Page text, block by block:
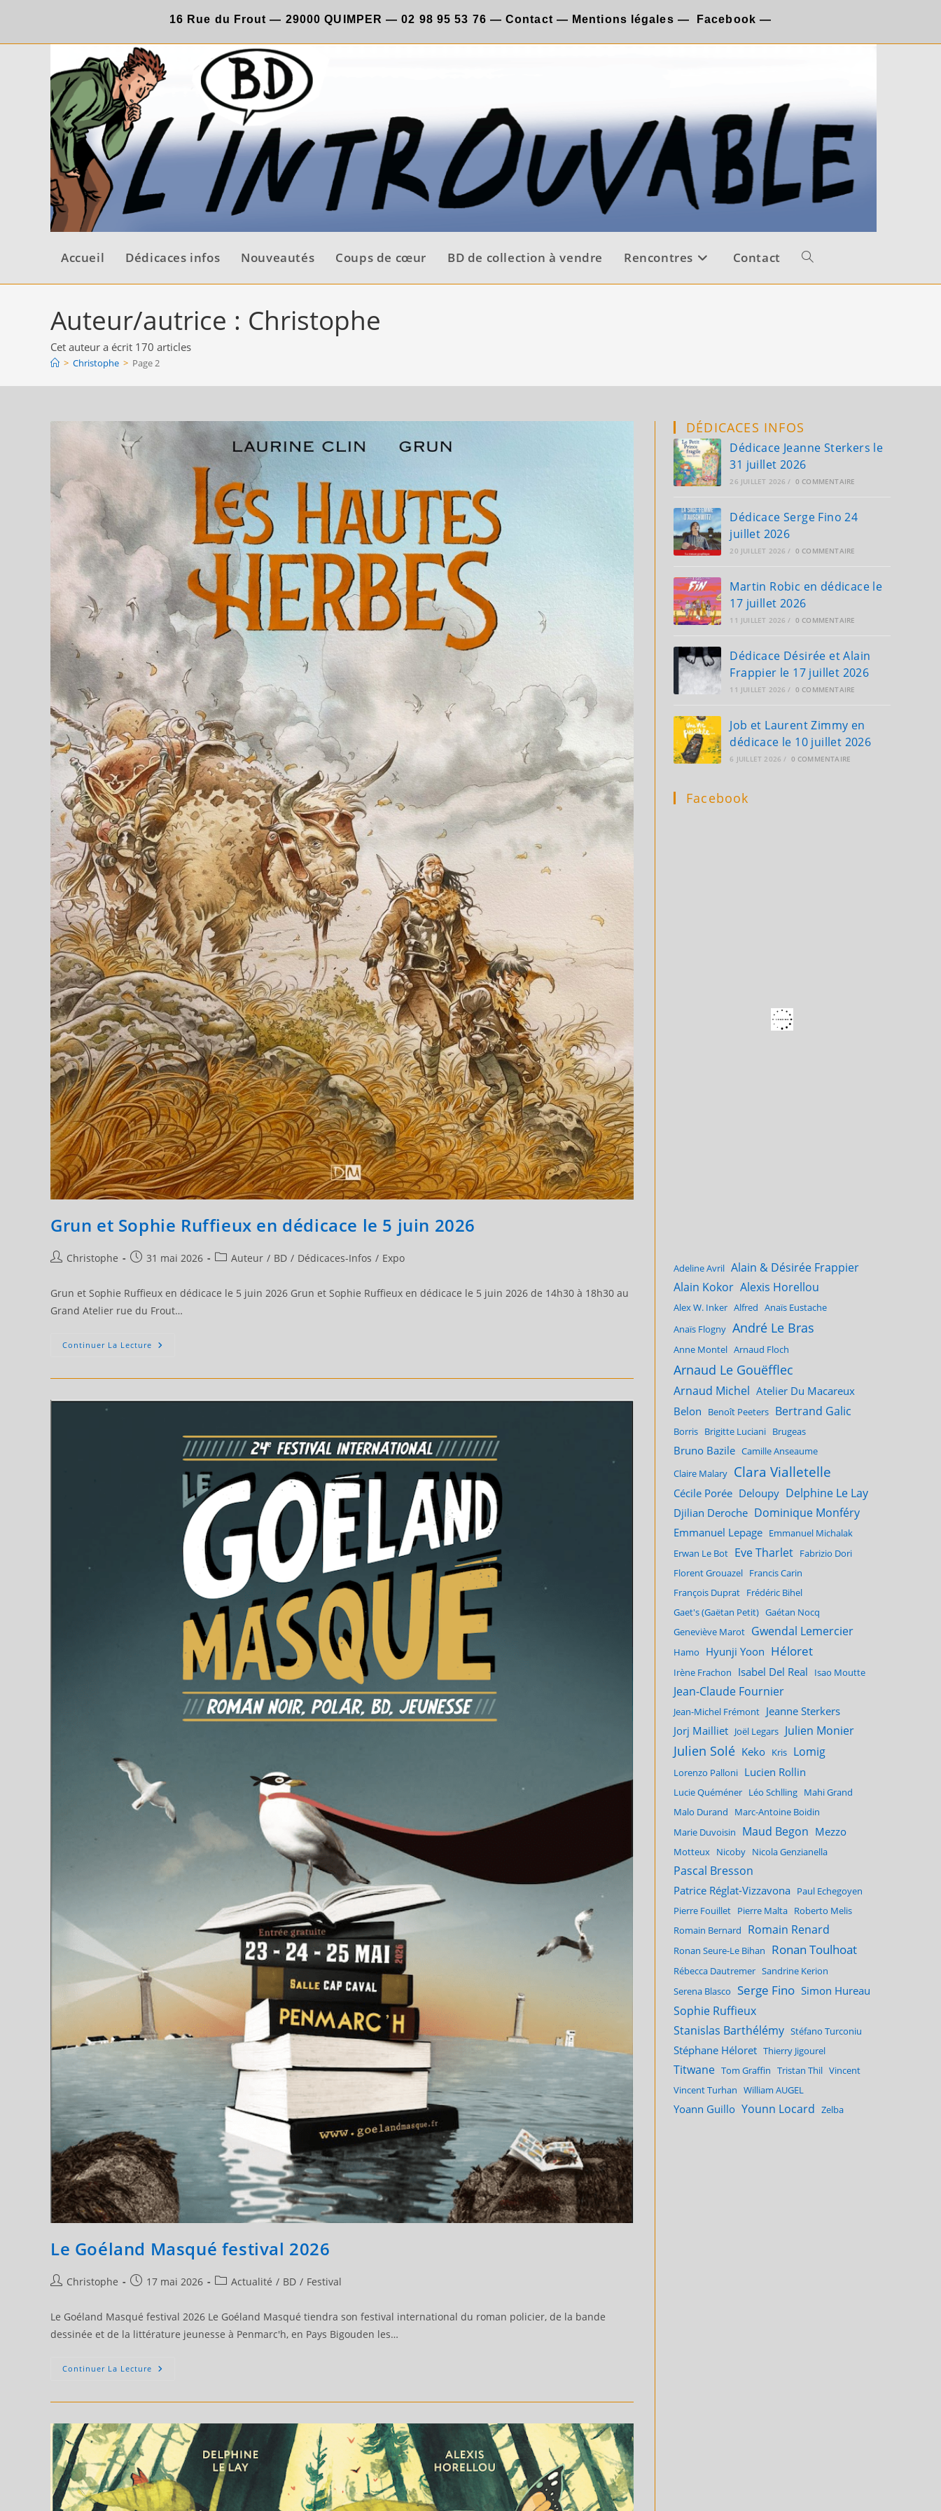
content
16 Rue du Frout — 29000 QUIMPER —02 98 95 53 76 — Contact — Mentions légales — Facebook —
Accueil Dédicaces infos Nouveautés Coups de cœur BD de collection à vendre Rencontres Contact Toggle
Auteur/autrice : Christophe
Cet auteur a écrit 170 articles
> Christophe > Page 2
Grun et Sophie Ruffieux en dédicace le 5 juin 2026
Auteur/autrice
publication :
Christophe
Publication
31 mai 2026
PostAuteur / BD / Dédicaces-Infos / Expo
Grun et Sophie Ruffieux en dédicace le 5 juin 2026 Grun et Sophie Ruffieux en dédicace le 5 juin 2026 de 14h30 à 18h30 au
Grand Atelier rue du Frout…
Continuer La Lecture Grun
Le
Le Goéland Masqué festival 2026
Auteur/autrice
la
Christophe
Publication
17 mai 2026
PostActualité / BD / Festival
Le Goéland Masqué festival 2026 Le Goéland Masqué tiendra son festival international du roman policier, de la bande
dessinée et de la littérature jeunesse à Penmarc'h, en Pays Bigouden les…
Continuer La Lecture Le
DÉDICACES INFOS
Dédicace Jeanne Sterkers le
31 juillet 2026
26 JUILLET 2026 / 0 COMMENTAIRE
Dédicace Serge Fino 24
juillet 2026
20 JUILLET 2026 / 0 COMMENTAIRE
Martin Robic en dédicace le
17 juillet 2026
11 JUILLET 2026 / 0 COMMENTAIRE
Dédicace Désirée et Alain
Frappier le 17 juillet 2026
11 JUILLET 2026 / 0 COMMENTAIRE
Job et Laurent Zimmy en
dédicace le 10 juillet 2026
6 JUILLET 2026 / 0 COMMENTAIRE
Facebook
Adeline Avril Alain & Désirée Frappier
Alain Kokor Alexis Horellou
Alex W. Inker Alfred Anaïs Eustache
Anaïs Flogny André Le Bras
Anne Montel Arnaud Floch
Arnaud Le Gouëfflec
Arnaud Michel Atelier Du Macareux
Belon
Benoît Peeters Bertrand Galic
Borris Brigitte Luciani Brugeas
Bruno Bazile Camille Anseaume
Claire Malary Clara Vialletelle
Cécile Porée Deloupy Delphine Le Lay
Djilian Deroche Dominique Monféry
Emmanuel Lepage Emmanuel Michalak
Erwan Le Bot Eve Tharlet Fabrizio Dori
Florent Grouazel Francis Carin
François Duprat Frédéric Bihel
Gaet's (Gaëtan Petit) Gaétan Nocq
Geneviève Marot Gwendal Lemercier
Hamo Hyunji Yoon Héloret
Irène Frachon Isabel Del Real Isao Moutte
Jean-Claude Fournier
Jean-Michel Frémont Jeanne Sterkers
Jorj Mailliet Joël Legars Julien Monier
Julien Solé Keko Kris Lomig
Lorenzo Palloni Lucien Rollin
Lucie Quéméner Léo Schlling Mahi Grand
Malo Durand
Marc-Antoine Boidin
Marie Duvoisin
Maud Begon Mezzo
Motteux Nicoby Nicola Genzianella
Pascal Bresson
Patrice Réglat-Vizzavona Paul Echegoyen
Pierre Fouillet Pierre Malta Roberto Melis
Romain Bernard
Romain Renard
Ronan Seure-Le Bihan Ronan Toulhoat
Rébecca Dautremer Sandrine Kerion
Serena Blasco Serge Fino Simon Hureau
Sophie Ruffieux
Stanislas Barthélémy Stéfano Turconiu
Stéphane Héloret Thierry Jigourel
Titwane Tom Graffin Tristan Thil Vincent
Vincent Turhan William AUGEL
Yoann Guillo Younn Locard Zelba